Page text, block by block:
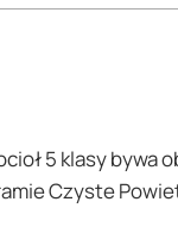
5 klasy
Czyste